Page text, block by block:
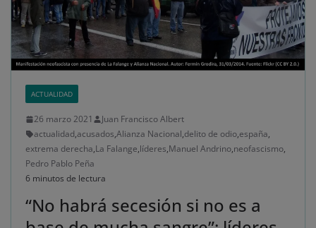
ACTUALIDAD
26 marzo 2021
Juan Francisco Albert
actualidad,acusados,Alianza Nacional,delito de odio,españa,
extrema derecha,La Falange,líderes,Manuel Andrino,neofascismo,
Pedro Pablo Peña
6 minutos de lectura
“No habrá secesión si no es a